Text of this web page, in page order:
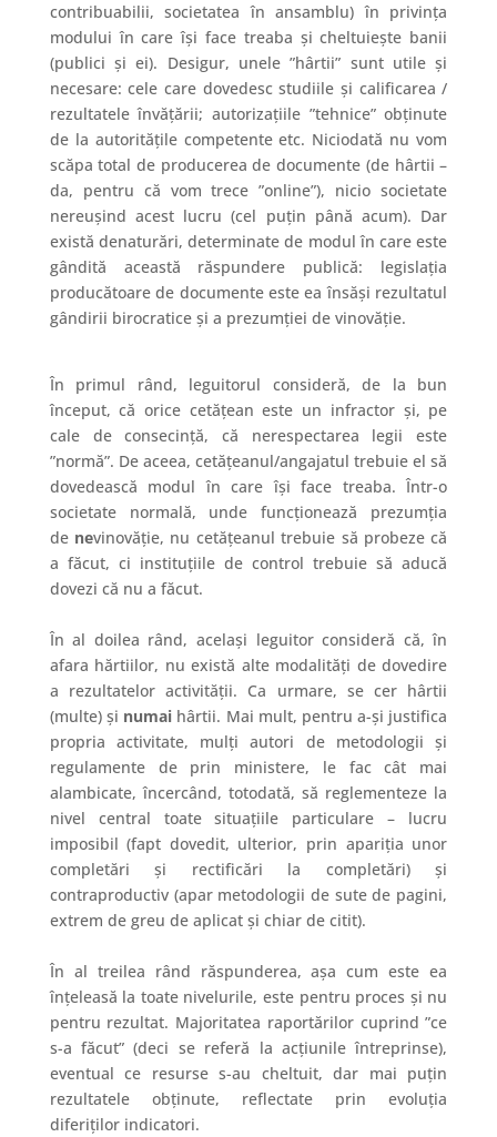
contribuabilii, societatea în ansamblu) în privința
modului în care își face treaba și cheltuiește banii
(publici și ei). Desigur, unele ”hârtii” sunt utile și
necesare: cele care dovedesc studiile și calificarea /
rezultatele învățării; autorizațiile ”tehnice” obținute
de la autoritățile competente etc. Niciodată nu vom
scăpa total de producerea de documente (de hârtii –
da, pentru că vom trece ”online”), nicio societate
nereușind acest lucru (cel puțin până acum). Dar
există denaturări, determinate de modul în care este
gândită această răspundere publică: legislația
producătoare de documente este ea însăși rezultatul
gândirii birocratice și a prezumției de vinovăție.
În primul rând, leguitorul consideră, de la bun
început, că orice cetățean este un infractor și, pe
cale de consecință, că nerespectarea legii este
”normă”. De aceea, cetăţeanul/angajatul trebuie el să
dovedească modul în care își face treaba. Într-o
societate normală, unde funcționează prezumția
de nevinovăție, nu cetățeanul trebuie să probeze că
a făcut, ci instituțiile de control trebuie să aducă
dovezi că nu a făcut.
În al doilea rând, același leguitor consideră că, în
afara hărtiilor, nu există alte modalități de dovedire
a rezultatelor activităţii. Ca urmare, se cer hârtii
(multe) şi numai hârtii. Mai mult, pentru a-și justifica
propria activitate, mulți autori de metodologii și
regulamente de prin ministere, le fac cât mai
alambicate, încercând, totodată, să reglementeze la
nivel central toate situațiile particulare – lucru
imposibil (fapt dovedit, ulterior, prin apariția unor
completări și rectificări la completări) și
contraproductiv (apar metodologii de sute de pagini,
extrem de greu de aplicat și chiar de citit).
În al treilea rând răspunderea, așa cum este ea
înțeleasă la toate nivelurile, este pentru proces și nu
pentru rezultat. Majoritatea raportărilor cuprind ”ce
s-a făcut” (deci se referă la acțiunile întreprinse),
eventual ce resurse s-au cheltuit, dar mai puțin
rezultatele obținute, reflectate prin evoluția
diferiților indicatori.